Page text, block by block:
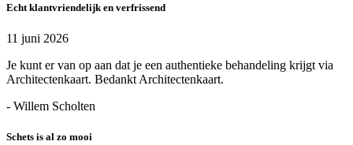
Echt klantvriendelijk en verfrissend
11 juni 2026
Je kunt er van op aan dat je een authentieke behandeling krijgt via
Architectenkaart. Bedankt Architectenkaart.
- Willem Scholten
Schets is al zo mooi